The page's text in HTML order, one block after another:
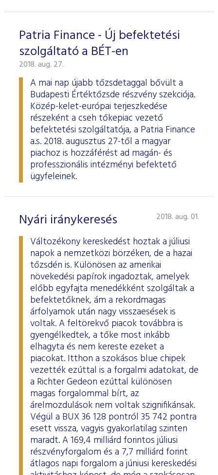
Patria Finance - Új befektetési
szolgáltató a BÉT-en
2018. aug. 27.
A mai nap újabb tőzsdetaggal bővült a
Budapesti Értéktőzsde részvény szekciója.
Közép-kelet-európai terjeszkedése
részeként a cseh tőkepiac vezető
befektetési szolgáltatója, a Patria Finance
a.s. 2018. augusztus 27-től a magyar
piachoz is hozzáférést ad magán- és
professzionális intézményi befektető
ügyfeleinek.
Nyári iránykeresés 2018. aug. 01.
Változékony kereskedést hoztak a júliusi
napok a nemzetközi börzéken, de a hazai
tőzsdén is. Különösen az amerikai
növekedési papírok ingadoztak, amelyek
előbb egyfajta menedékként szolgáltak a
befektetőknek, ám a rekordmagas
árfolyamok után nagy visszaesések is
voltak. A feltörekvő piacok továbbra is
gyengélkedtek, a tőke most inkább
elhagyta és nem kereste ezeket a
piacokat. Itthon a szokásos blue chipek
vezették ezúttal is a forgalmi adatokat, de
a Richter Gedeon ezúttal különösen
magas forgalommal bírt, az
árelmozdulások nem voltak szignifikánsak.
Végül a BUX 36 128 pontról 35 742 pontra
esett vissza, vagyis gyakorlatilag szinten
maradt. A 169,4 milliárd forintos júliusi
részvényforgalom és a 7,7 milliárd forint
átlagos napi forgalom a júniusi kereskedési